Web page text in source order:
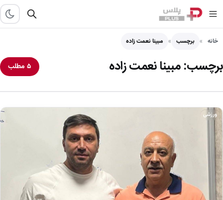
خانه برچسب مبینا نعمت زاده
برچسب:مبینا نعمت زاده ۵ مطلب
ورزشی